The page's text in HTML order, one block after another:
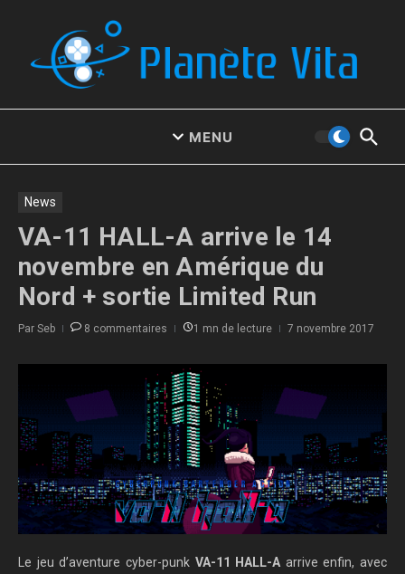
MENU
News
VA-11 HALL-A arrive le 14
novembre en Amérique du
Nord + sortie Limited Run
Par Seb 8 commentaires 1 mn de lecture 7 novembre 2017
Le jeu d’aventure cyber-punk VA-11 HALL-A arrive enfin, avec